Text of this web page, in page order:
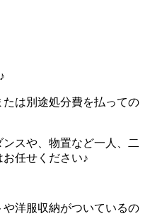
は別途処分費を払っての
スや、物置など一人、二
任せください♪
洋服収納がついているの